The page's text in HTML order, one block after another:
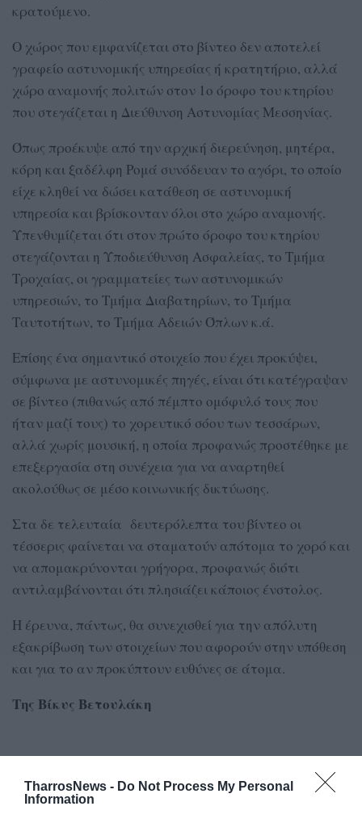
TharrosNews - Do Not Process My Personal
Information
κρατούμενο.
Ο χώρος που εμφανίζεται στο βίντεο δεν αποτελεί
γραφείο αστυνομικής υπηρεσίας ή κρατητήριο, αλλά
χώρο αναμονής πολιτών στον 1ο όροφο του κτηρίου
που στεγάζεται η Διεύθυνση Αστυνομίας Μεσσηνίας.
Όπως προέκυψε από την αρχική διερεύνηση, μητέρα,
κόρη και ξαδέλφη Ρομά συνόδευαν το αγόρι, το οποίο
είχε κληθεί να δώσει κατάθεση σε αστυνομική
υπηρεσία και βρίσκονταν όλοι στο χώρο αναμονής.
Υπενθυμίζεται ότι στον πρώτο όροφο του κτηρίου
στεγάζονται η Υποδιεύθυνση Ασφαλείας, το Τμήμα
Τροχαίας, οι γραμματείες των αστυνομικών
υπηρεσιών, το Τμήμα Διαβατηρίων, το Τμήμα
Ταυτοτήτων, το Τμήμα Αδειών Όπλων κ.ά.
Επίσης ένα σημαντικό στοιχείο που έχει προκύψει,
σύμφωνα με αστυνομικές πηγές, είναι ότι κατέγραψαν
σε βίντεο (πιθανώς από πέμπτο ομόφυλό τους που
ήταν μαζί τους) το χορευτικό σόου των τεσσάρων,
αλλά χωρίς μουσική, η οποία προφανώς προστέθηκε με
επεξεργασία στη συνέχεια για να αναρτηθεί
ακολούθως σε μέσο κοινωνικής δικτύωσης.
Στα δε τελευταία δευτερόλεπτα του βίντεο οι
τέσσερις φαίνεται να σταματούν απότομα το χορό και
να απομακρύνονται γρήγορα, προφανώς διότι
αντιλαμβάνονται ότι πλησιάζει κάποιος ένστολος.
Η έρευνα, πάντως, θα συνεχισθεί για την απόλυτη
εξακρίβωση των στοιχείων που αφορούν στην υπόθεση
και για το αν προκύπτουν ευθύνες σε άτομα.
Της Βίκυς Βετουλάκη
ΑΣΤΥΝΟΜΙΚΗ ΔΙΕΥΘΥΝΣΗ ΜΕΣΣΗΝΙΑΣ